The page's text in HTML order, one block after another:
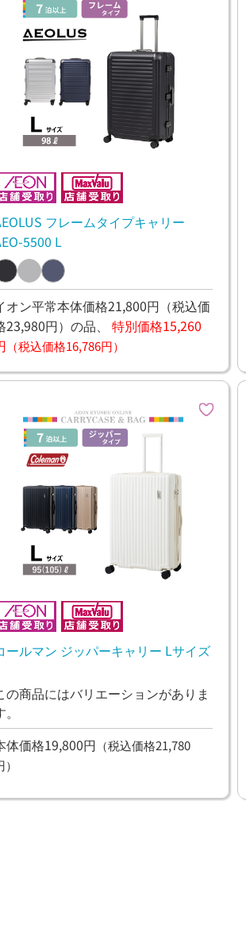
フレームタイプキャリー
5500 L
オン平常本体価格21,800円 （税込価
23,980円） の品、 特別価格15,260
（税込価格16,786円）
ールマン ジッパーキャリー Lサイズ
の商品にはバリエーションがありま
体価格19,800円 （税込価格21,780